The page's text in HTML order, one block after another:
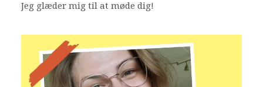
Jeg glæder mig til at møde dig!